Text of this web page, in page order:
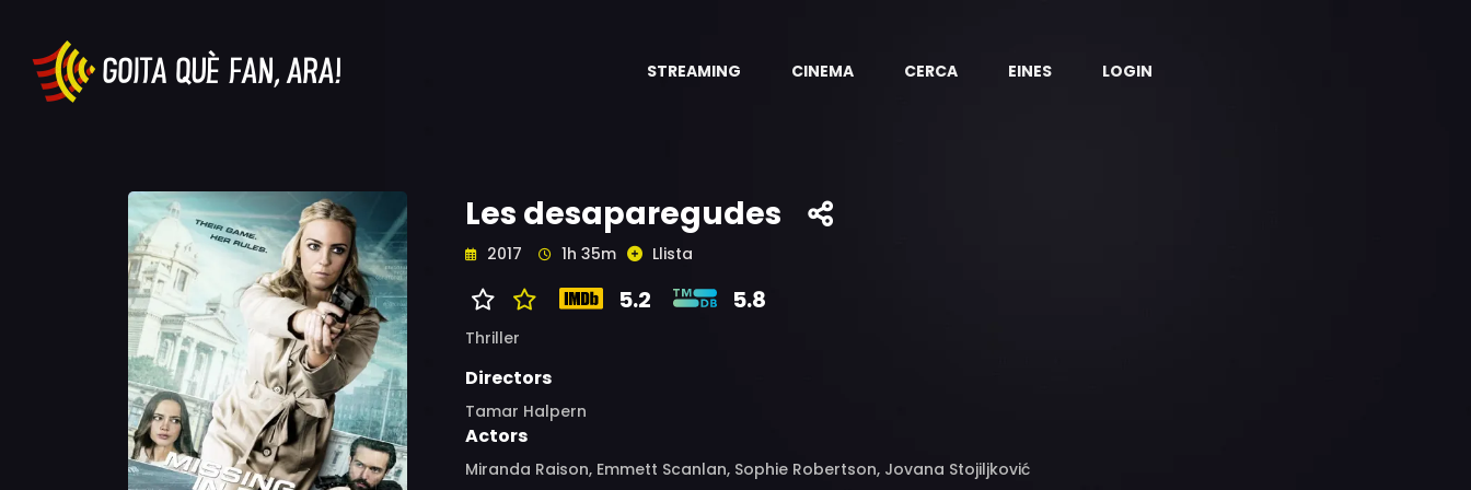
STREAMING CINEMA CERCA EINES LOGIN
Les desaparegudes
2017 1h 35m Llista
5.2 5.8
Thriller
Directors
Tamar Halpern
Actors
Miranda Raison, Emmett Scanlan, Sophie Robertson, Jovana Stojiljković